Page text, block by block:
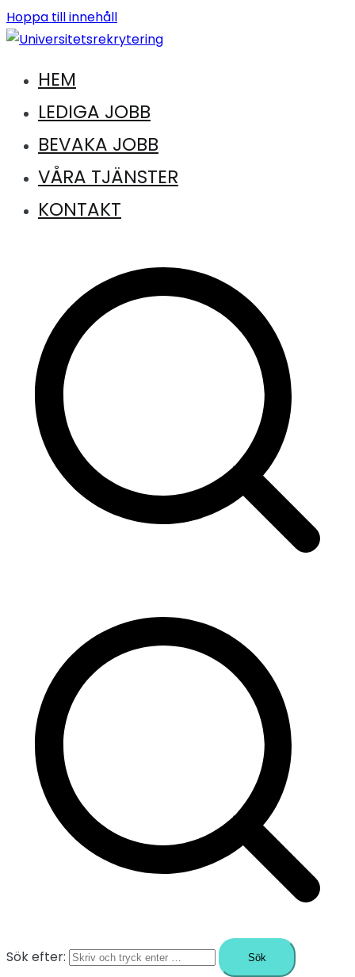
Hoppa till innehåll
Universitetsrekrytering
Jobb inom universitet och högskola
HEM
LEDIGA JOBB
BEVAKA JOBB
VÅRA TJÄNSTER
KONTAKT
Sök efter: